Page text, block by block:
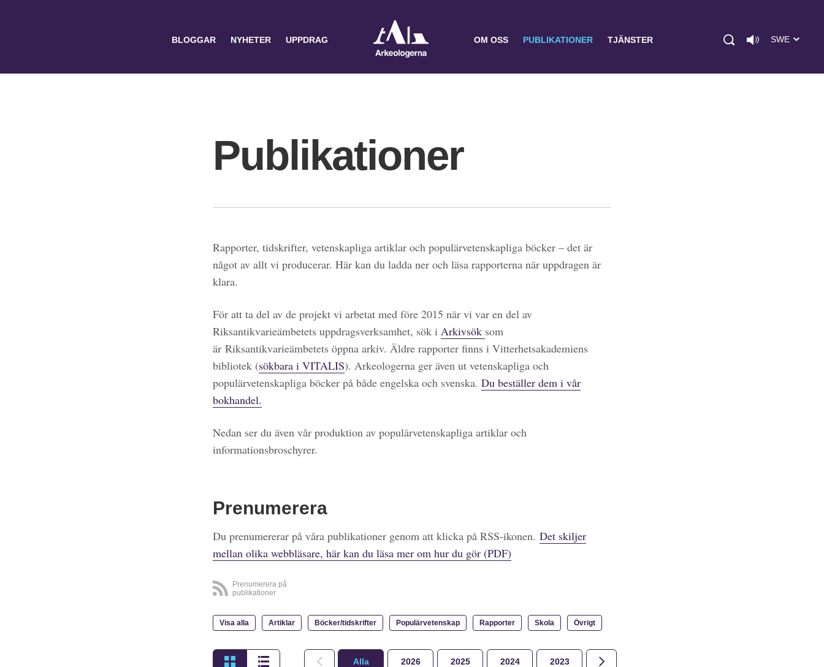
BLOGGAR NYHETER UPPDRAG OM OSS PUBLIKATIONER TJÄNSTER SWE
Publikationer
Rapporter, tidskrifter, vetenskapliga artiklar och populärvetenskapliga böcker – det är
något av allt vi producerar. Här kan du ladda ner och läsa rapporterna när uppdragen är
klara.
För att ta del av de projekt vi arbetat med före 2015 när vi var en del av
Riksantikvarieämbetets uppdragsverksamhet, sök i Arkivsök som
är Riksantikvarieämbetets öppna arkiv. Äldre rapporter finns i Vitterhetsakademiens
bibliotek (sökbara i VITALIS). Arkeologerna ger även ut vetenskapliga och
populärvetenskapliga böcker på både engelska och svenska. Du beställer dem i vår
bokhandel.
Nedan ser du även vår produktion av populärvetenskapliga artiklar och
informationsbroschyrer.
Prenumerera
Du prenumererar på våra publikationer genom att klicka på RSS-ikonen. Det skiljer
mellan olika webbläsare, här kan du läsa mer om hur du gör (PDF)
Prenumerera på
publikationer
Visa alla Artiklar Böcker/tidskrifter Populärvetenskap Rapporter Skola Övrigt
Alla 2026 2025 2024 2023 2022